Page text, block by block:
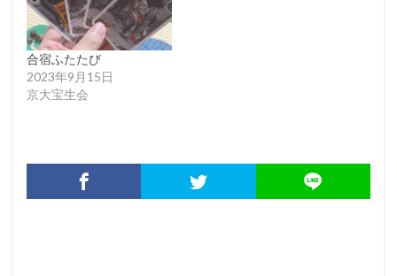
合宿ふたたび
2023年9月15日
京大宝生会